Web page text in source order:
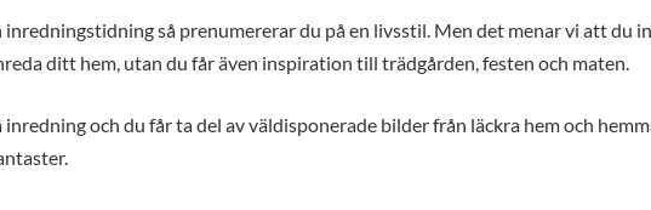
inredningstidning så prenumererar du på en livsstil. Men det menar vi att du
ditt hem, utan du får även inspiration till trädgården, festen och maten.
inredning och du får ta del av väldisponerade bilder från läckra hem och